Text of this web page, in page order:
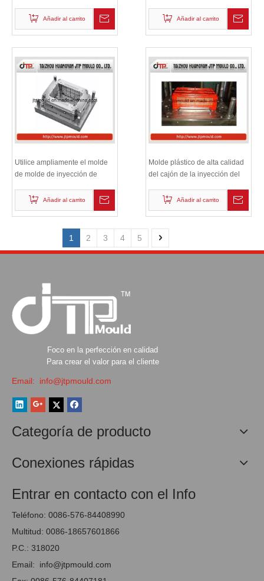
Añadir al carrito Añadir al carrito
Utilice ampliamente el molde
de molde de inyección de
Añadir al carrito
Molde plástico de alta calidad
del cajón de la inyección del
Añadir al carrito
1 2 3 4 5
Foco en la perfección en calidad
Para crear el valor para el cliente
Email: info@jtpmould.com
Categoría de producto
Conexiones rápidas
Entrar en contacto con el Info
Teléfono: 0086-576-84408990
Multitud: 0086-18657601866
P.C.: 318020
Email: info@jtpmould.com